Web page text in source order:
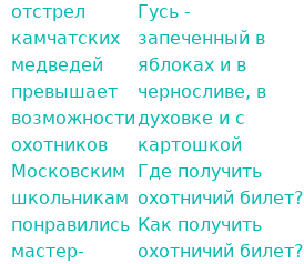
отстрел
камчатских
медведей
превышает
возможности
охотников
Московским
школьникам
понравились
мастер-
Гусь -
запеченный в
яблоках и в
черносливе, в
духовке и с
картошкой
Где получить
охотничий билет?
Как получить
охотничий билет?